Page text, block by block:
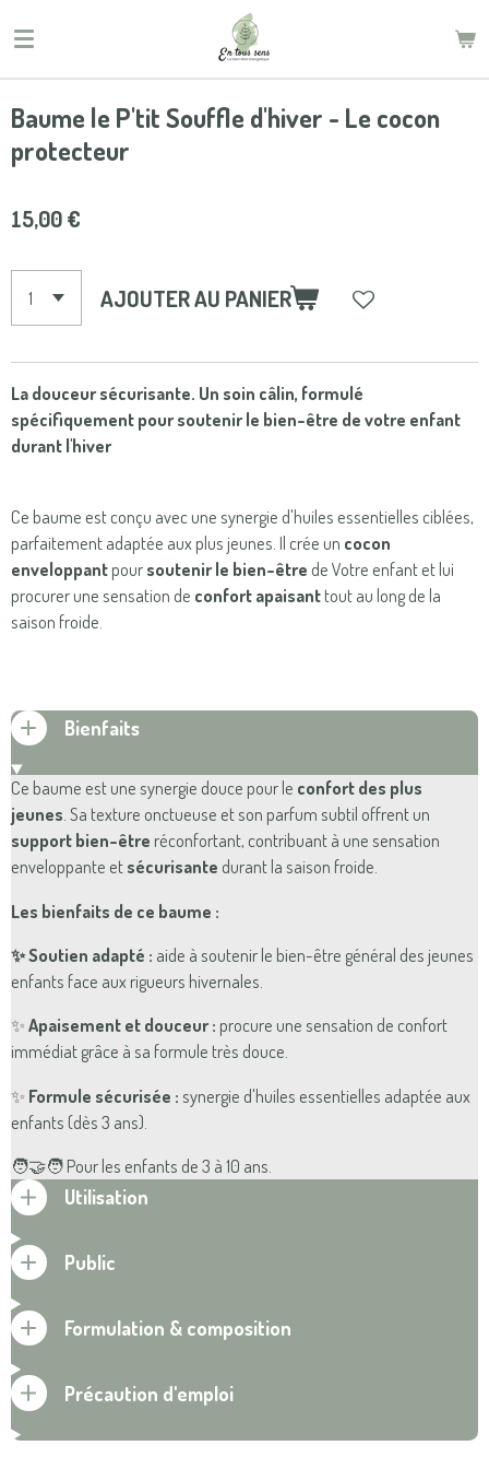
au
contenu
Baume le P'tit Souffle d'hiver - Le cocon
protecteur
15,00 €
AJOUTER AU PANIER
La douceur sécurisante. Un soin câlin, formulé
spécifiquement pour soutenir le bien-être de votre enfant
durant l'hiver
Ce baume est conçu avec une synergie d'huiles essentielles ciblées,
parfaitement adaptée aux plus jeunes. Il crée un cocon
enveloppantpoursoutenir le bien-être de Votre enfant et lui
procurer une sensation de confort apaisanttout au long de la
saison froide.
Bienfaits
Ce baume est une synergie douce pour le confort des plus
jeunes. Sa texture onctueuse et son parfum subtil offrent un
support bien-être réconfortant, contribuant à une sensation
enveloppante etsécurisante durant la saison froide.
Les bienfaits de ce baume :
✨ Soutien adapté : aide à soutenir le bien-être général des jeunes
enfants face aux rigueurs hivernales.
✨Apaisement et douceur : procure une sensation de confort
immédiat grâce à sa formule très douce.
✨ Formule sécurisée :synergie d'huiles essentielles adaptée aux
enfants (dès 3 ans).
🧑‍🤝‍🧑Pour les enfants de 3 à 10 ans.
Utilisation
Public
Formulation & composition
Précaution d'emploi